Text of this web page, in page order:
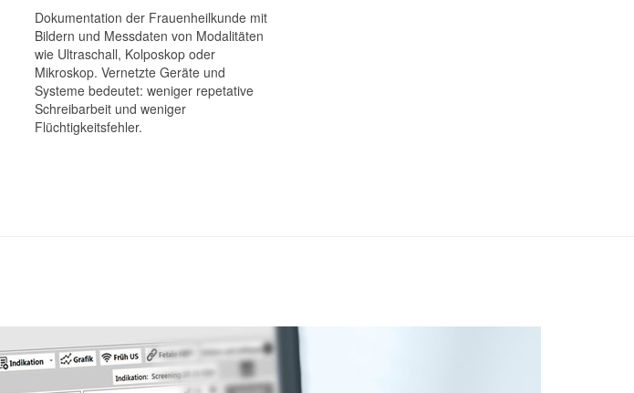
Dokumentation der Frauenheilkunde mit
Bildern und Messdaten von Modalitäten
wie Ultraschall, Kolposkop oder
Mikroskop. Vernetzte Geräte und
Systeme bedeutet: weniger repetative
Schreibarbeit und weniger
Flüchtigkeitsfehler.